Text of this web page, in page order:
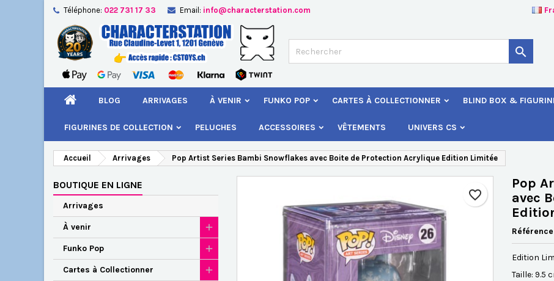
Téléphone: 022 731 17 33 Email: info@characterstation.com

BLOG ARRIVAGES À VENIR FUNKO POP CARTES À COLLECTIONNER BLIND BOX &
FIGURINES DE COLLECTION PELUCHES ACCESSOIRES VÊTEMENTS UNIVERS CS
Accueil Arrivages Pop Artist Series Bambi Snowflakes avec Boite de Protection Acrylique Edition Limitée
BOUTIQUE EN LIGNE
Arrivages
À venir
Funko Pop
Cartes à Collectionner
favorite_border
Pop
avec
Référence
Edition
Taille: 9.5
Ajouter à ma liste d'envies
Créer une nouvelle liste
Créer une liste d'envies
Nom de la liste d'envies
Connexion
Vous devez être connecté pour ajouter des produits à votre liste d'envies.
Annuler Connexion